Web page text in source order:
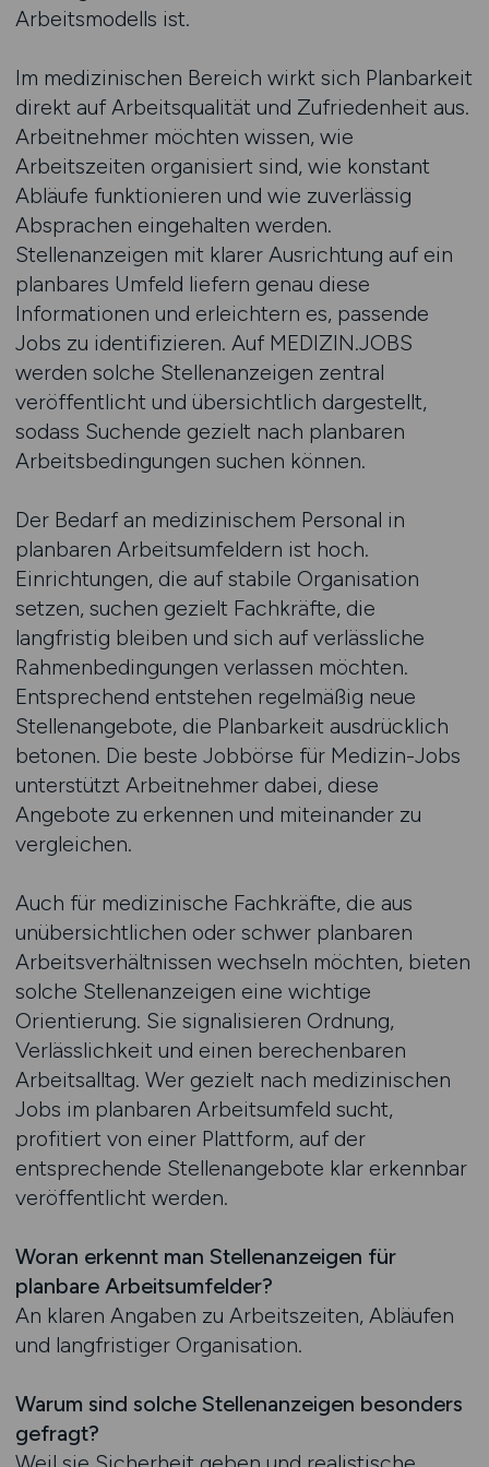
Arbeitsmodells ist.
Im medizinischen Bereich wirkt sich Planbarkeit
direkt auf Arbeitsqualität und Zufriedenheit aus.
Arbeitnehmer möchten wissen, wie
Arbeitszeiten organisiert sind, wie konstant
Abläufe funktionieren und wie zuverlässig
Absprachen eingehalten werden.
Stellenanzeigen mit klarer Ausrichtung auf ein
planbares Umfeld liefern genau diese
Informationen und erleichtern es, passende
Jobs zu identifizieren. Auf MEDIZIN.JOBS
werden solche Stellenanzeigen zentral
veröffentlicht und übersichtlich dargestellt,
sodass Suchende gezielt nach planbaren
Arbeitsbedingungen suchen können.
Der Bedarf an medizinischem Personal in
planbaren Arbeitsumfeldern ist hoch.
Einrichtungen, die auf stabile Organisation
setzen, suchen gezielt Fachkräfte, die
langfristig bleiben und sich auf verlässliche
Rahmenbedingungen verlassen möchten.
Entsprechend entstehen regelmäßig neue
Stellenangebote, die Planbarkeit ausdrücklich
betonen. Die beste Jobbörse für Medizin-Jobs
unterstützt Arbeitnehmer dabei, diese
Angebote zu erkennen und miteinander zu
vergleichen.
Auch für medizinische Fachkräfte, die aus
unübersichtlichen oder schwer planbaren
Arbeitsverhältnissen wechseln möchten, bieten
solche Stellenanzeigen eine wichtige
Orientierung. Sie signalisieren Ordnung,
Verlässlichkeit und einen berechenbaren
Arbeitsalltag. Wer gezielt nach medizinischen
Jobs im planbaren Arbeitsumfeld sucht,
profitiert von einer Plattform, auf der
entsprechende Stellenangebote klar erkennbar
veröffentlicht werden.
Woran erkennt man Stellenanzeigen für
planbare Arbeitsumfelder?
An klaren Angaben zu Arbeitszeiten, Abläufen
und langfristiger Organisation.
Warum sind solche Stellenanzeigen besonders
gefragt?